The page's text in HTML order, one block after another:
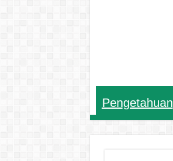
Pengetahuan